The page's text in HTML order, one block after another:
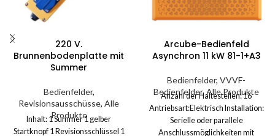
220 V.
Brunnenbodenplatte mit
Summer
Bedienfelder,
Revisionsausschüsse, Alle
Produkte
Inhalt: 1 Summer 1 gelber
Startknopf 1 Revisionsschlüssel 1
Arcube-Bedienfeld
Asynchron 11 kW 81-1+A3
Bedienfelder, VVVF-
Bedienfelder, Alle Produkte
Anzahl der Haltestellen: 16
Antriebsart:Elektrisch Installation:
Serielle oder parallele
Anschlussmöglichkeiten mit